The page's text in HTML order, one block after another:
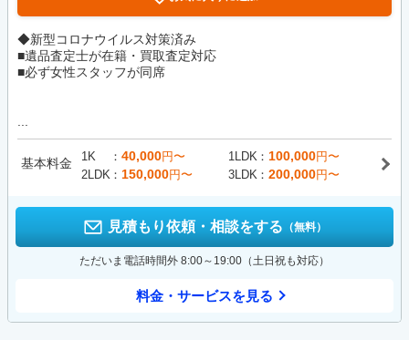
◆新型コロナウイルス対策済み
■遺品査定士が在籍・買取査定対応
■必ず女性スタッフが同席
基本料金 1K 40,000円〜 1LDK 100,000円〜
2LDK
150,000円〜 3LDK 200,000円〜
見積もり依頼・相談をする （無料）
ただいま電話時間外 8:00～19:00（土日祝も対応）
料金・サービスを見る